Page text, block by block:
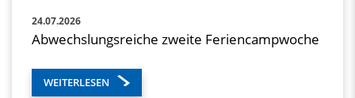
24.07.2026
Abwechslungsreiche zweite Feriencampwoche
WEITERLESEN